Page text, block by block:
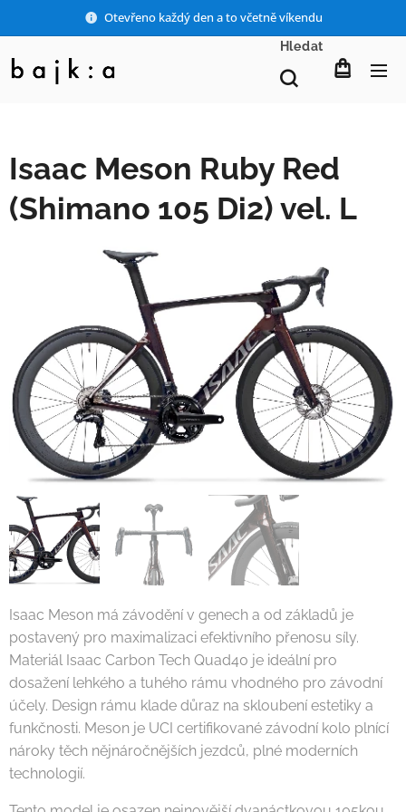
Otevřeno každý den a to včetně víkendu
Hledat
Isaac Meson Ruby Red
(Shimano 105 Di2) vel. L
Isaac Meson má závodění v genech a od základů je
postavený pro maximalizaci efektivního přenosu síly.
Materiál Isaac Carbon Tech Quad40 je ideální pro
dosažení lehkého a tuhého rámu vhodného pro závodní
účely. Design rámu klade důraz na skloubení estetiky a
funkčnosti. Meson je UCI certifikované závodní kolo plnící
nároky těch nějnáročnějších jezdců, plné moderních
technologií.